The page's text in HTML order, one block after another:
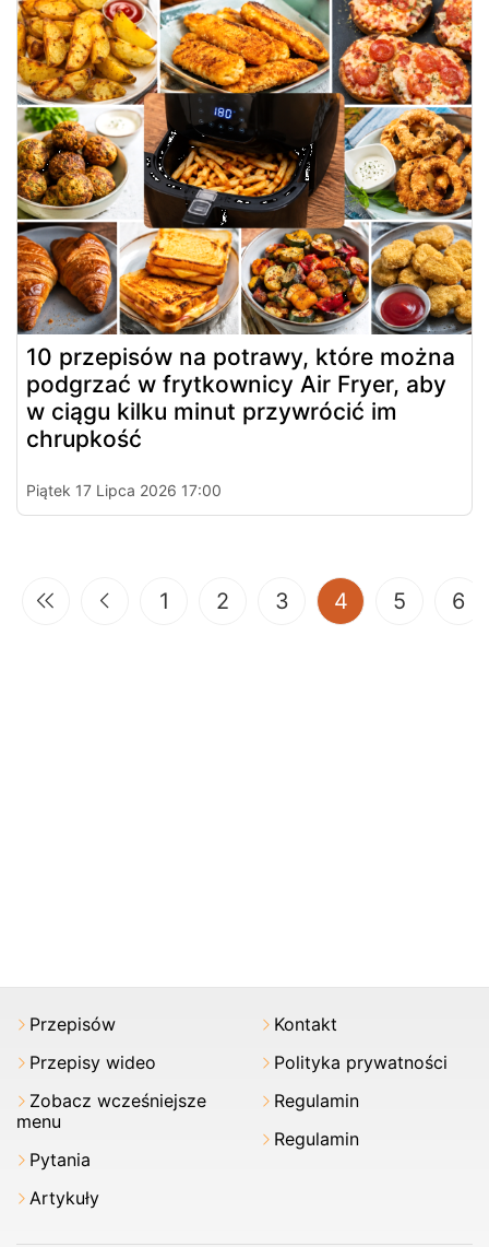
10 przepisów na potrawy, które można
podgrzać w frytkownicy Air Fryer, aby
w ciągu kilku minut przywrócić im
chrupkość
Piątek 17 Lipca 2026 17:00
1 2 3 4(current)
5 6
Przepisów
Przepisy wideo
Zobacz wcześniejsze
menu
Pytania
Artykuły
Kontakt
Polityka prywatności
Regulamin
Regulamin